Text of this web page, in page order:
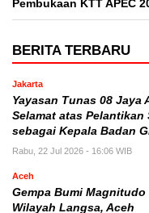
Pembukaan KTT APEC
BERITA TERBARU
Jakarta
Yayasan Tunas 08 Jaya
Selamat atas Pelantikan
sebagai Kepala Badan
Rabu, 22 Jul 2026 - 16:06 WIB
Aceh
Gempa Bumi Magnitudo
Wilayah Langsa, Aceh